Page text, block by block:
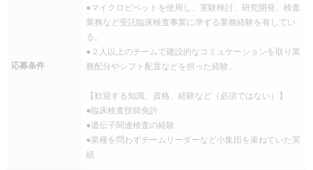
応募条件
●マイクロピペットを使用し、実験検討、研究開発、検査
業務など受託臨床検査事業に準ずる業務経験を有してい
る。
●２人以上のチームで建設的なコミュケーションを取り業
務配分やシフト配置などを担った経験。
【歓迎する知識、資格、経験など（必須ではない）】
●臨床検査技師免許
●遺伝子関連検査の経験
●業種を問わずチームリーダーなど小集団を束ねていた実
績